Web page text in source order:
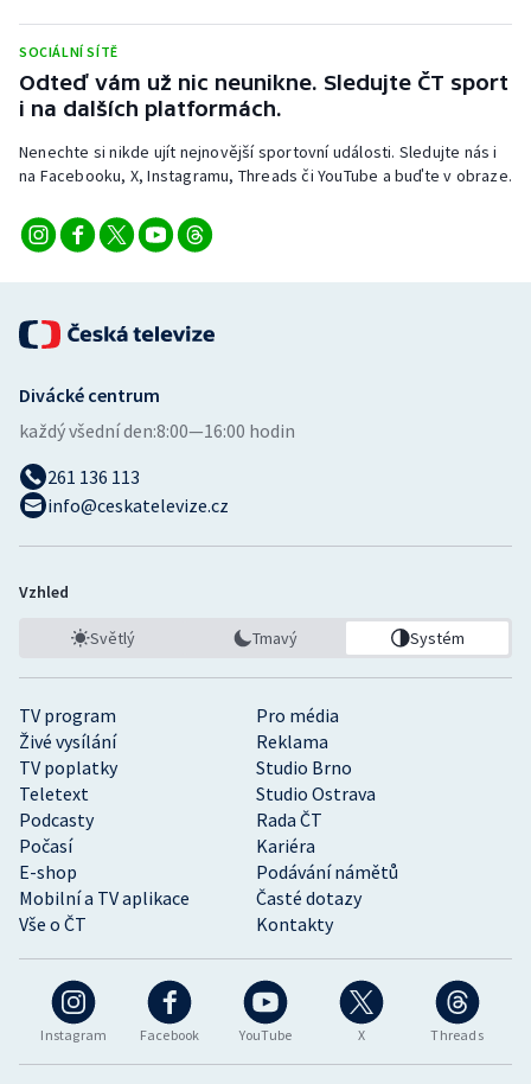
SOCIÁLNÍ SÍTĚ
Odteď vám už nic neunikne. Sledujte ČT sport
i na dalších platformách.
Nenechte si nikde ujít nejnovější sportovní události. Sledujte nás i
na Facebooku, X, Instagramu, Threads či YouTube a buďte v obraze.
Instagram Facebook YouTube X Threads
TV program
Pro média
Živé vysílání
Reklama
TV poplatky
Studio Brno
Teletext
Studio Ostrava
Podcasty
Rada ČT
Počasí
Kariéra
E-shop
Podávání námětů
Mobilní a TV aplikace
Časté dotazy
Vše o ČT
Kontakty
Divácké centrum
každý všední den:8:00—16:00 hodin
261 136 113
info@ceskatelevize.cz
Vzhled
Světlý Tmavý Systém